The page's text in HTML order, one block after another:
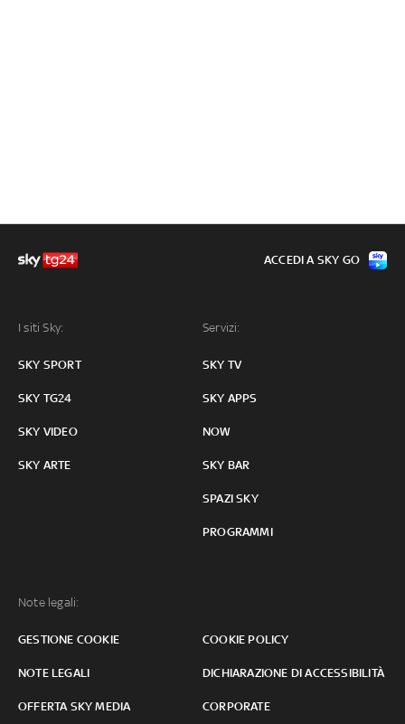
I siti Sky:
SKY SPORT
SKY TG24
SKY VIDEO
SKY ARTE
Servizi:
SKY TV
SKY APPS
NOW
SKY BAR
SPAZI SKY
PROGRAMMI
Note legali:
GESTIONE COOKIE COOKIE POLICY
NOTE LEGALI DICHIARAZIONE DI ACCESSIBILITÀ
OFFERTA SKY MEDIA CORPORATE
ACCEDI A SKY GO